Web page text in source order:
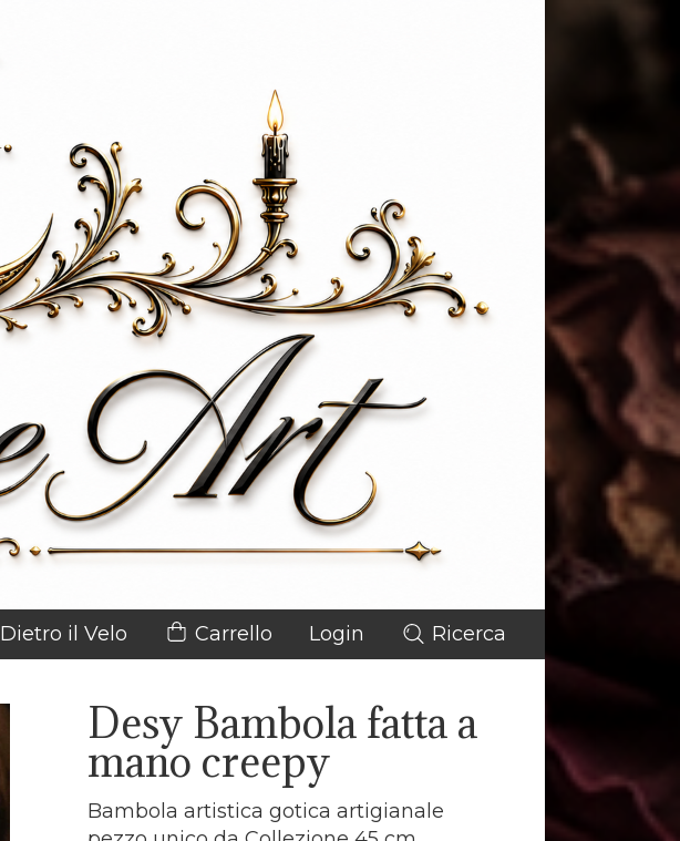
Dietro il Velo Carrello Login Ricerca
Desy Bambola fatta a
mano creepy
Bambola artistica gotica artigianale